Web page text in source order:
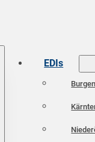
EDIs